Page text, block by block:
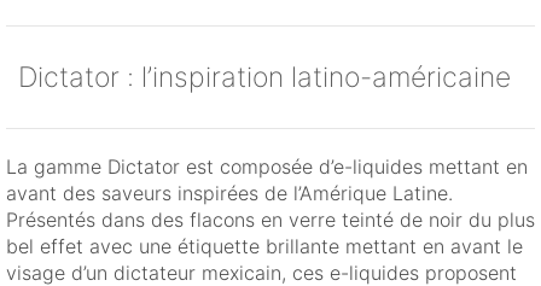
Dictator : l’inspiration latino-américaine
La gamme Dictator est composée d’e-liquides mettant en
avant des saveurs inspirées de l’Amérique Latine.
Présentés dans des flacons en verre teinté de noir du plus
bel effet avec une étiquette brillante mettant en avant le
visage d’un dictateur mexicain, ces e-liquides proposent